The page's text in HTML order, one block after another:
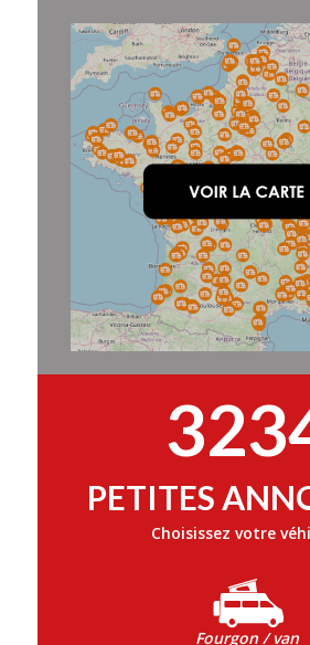
PETITES
Choisissez votre
Fourgon / van